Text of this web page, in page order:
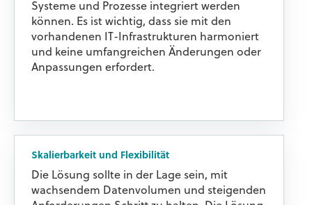
Systeme und Prozesse integriert werden
können. Es ist wichtig, dass sie mit den
vorhandenen IT-Infrastrukturen harmoniert
und keine umfangreichen Änderungen oder
Anpassungen erfordert.
Skalierbarkeit und Flexibilität
Die Lösung sollte in der Lage sein, mit
wachsendem Datenvolumen und steigenden